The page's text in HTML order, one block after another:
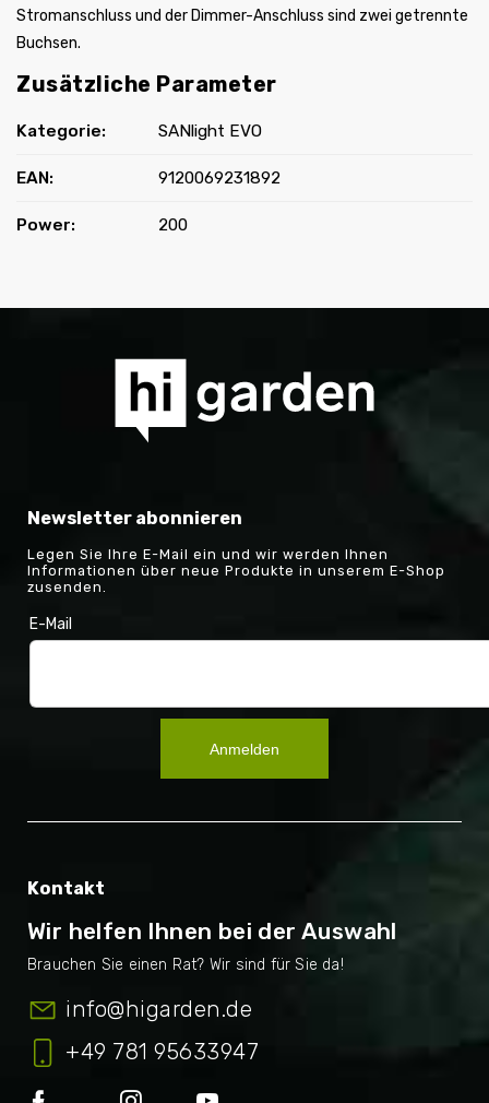
Stromanschluss und der Dimmer-Anschluss sind zwei getrennte
Buchsen.
Zusätzliche Parameter
Kategorie: SANlight EVO
EAN: 9120069231892
Power: 200
Newsletter abonnieren
Legen Sie Ihre E-Mail ein und wir werden Ihnen
Informationen über neue Produkte in unserem E-Shop
zusenden.
E-Mail
Anmelden
Kontakt
Wir helfen Ihnen bei der Auswahl
info@higarden.de
+49 781 95633947